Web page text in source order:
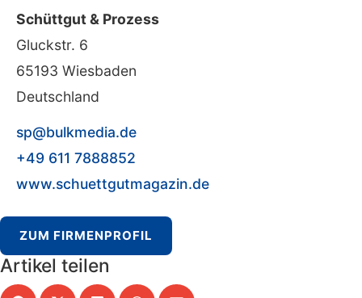
Schüttgut & Prozess
Gluckstr. 6
65193 Wiesbaden
Deutschland
sp@bulkmedia.de
+49 611 7888852
www.schuettgutmagazin.de
ZUM FIRMENPROFIL
Artikel teilen